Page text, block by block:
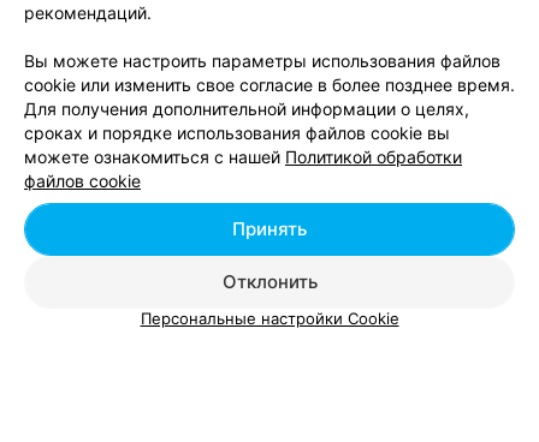
Беларуси
Ужин в Беларуси
рекомендаций.
Вы можете настроить параметры использования файлов
cookie или изменить свое согласие в более позднее время.
Для получения дополнительной информации о целях,
сроках и порядке использования файлов cookie вы
можете ознакомиться с нашей Политикой обработки
файлов cookie
Отклонить
Принять
Персональные настройки Cookie